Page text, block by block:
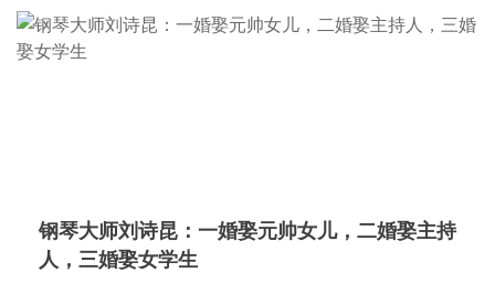
钢琴大师刘诗昆：一婚娶元帅女儿，二婚娶主持
人，三婚娶女学生